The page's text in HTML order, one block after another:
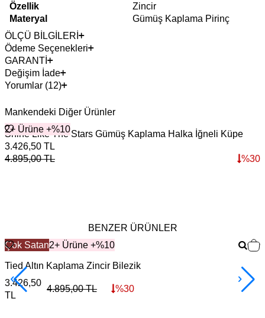
Özellik
Zincir
Materyal
Gümüş Kaplama Pirinç
ÖLÇÜ BİLGİLERİ
Ödeme Seçenekleri
GARANTİ
Değişim İade
Yorumlar (12)
Mankendeki Diğer Ürünler
2+ Ürüne +%10
Shine Like The Stars Gümüş Kaplama Halka İğneli Küpe
3.426,50 TL
4.895,00TL %30
BENZER ÜRÜNLER
Çok Satan2+ Ürüne +%10
Tied Altın Kaplama Zincir Bilezik
3.426,50
TL
4.895,00TL %30